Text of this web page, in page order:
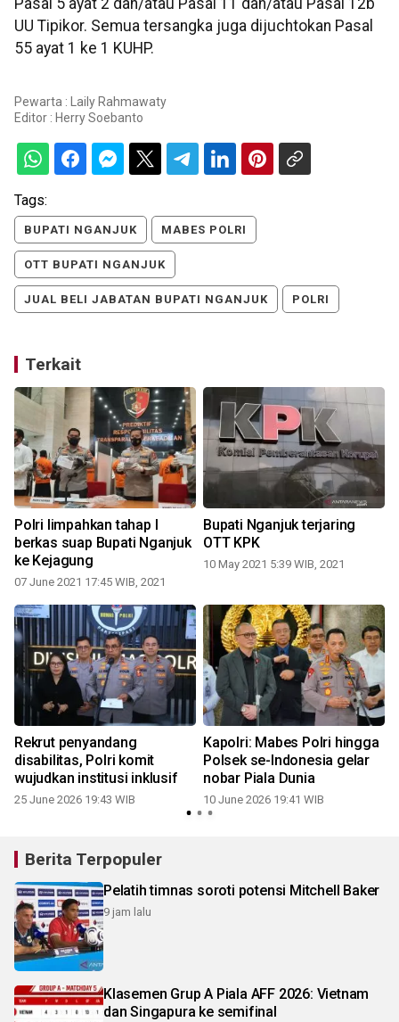
UU Tipikor. Semua tersangka juga dijuchtokan Pasal
55 ayat 1 ke 1 KUHP.
Pewarta : Laily Rahmawaty
Editor : Herry Soebanto
Tags:
BUPATI NGANJUK MABES POLRI
OTT BUPATI NGANJUK
JUAL BELI JABATAN BUPATI NGANJUK POLRI
Terkait
Polri limpahkan tahap I
berkas suap Bupati Nganjuk
ke Kejagung
07 June 2021 17:45 WIB, 2021
Bupati Nganjuk terjaring
OTT KPK
10 May 2021 5:39 WIB, 2021
Rekrut penyandang
disabilitas, Polri komit
wujudkan institusi inklusif
25 June 2026 19:43 WIB
Kapolri: Mabes Polri hingga
Polsek se-Indonesia gelar
nobar Piala Dunia
10 June 2026 19:41 WIB
Berita Terpopuler
Pelatih timnas soroti potensi Mitchell Baker
9 jam lalu
Klasemen Grup A Piala AFF 2026: Vietnam
dan Singapura ke semifinal